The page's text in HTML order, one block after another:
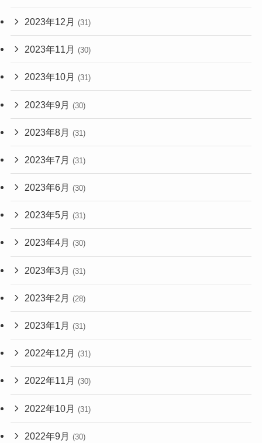
2023年12月 (31)
2023年11月 (30)
2023年10月 (31)
2023年9月 (30)
2023年8月 (31)
2023年7月 (31)
2023年6月 (30)
2023年5月 (31)
2023年4月 (30)
2023年3月 (31)
2023年2月 (28)
2023年1月 (31)
2022年12月 (31)
2022年11月 (30)
2022年10月 (31)
2022年9月 (30)